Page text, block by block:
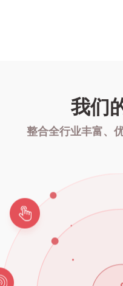
我们
整合全行业丰富、